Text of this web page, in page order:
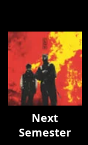
Next
Semester